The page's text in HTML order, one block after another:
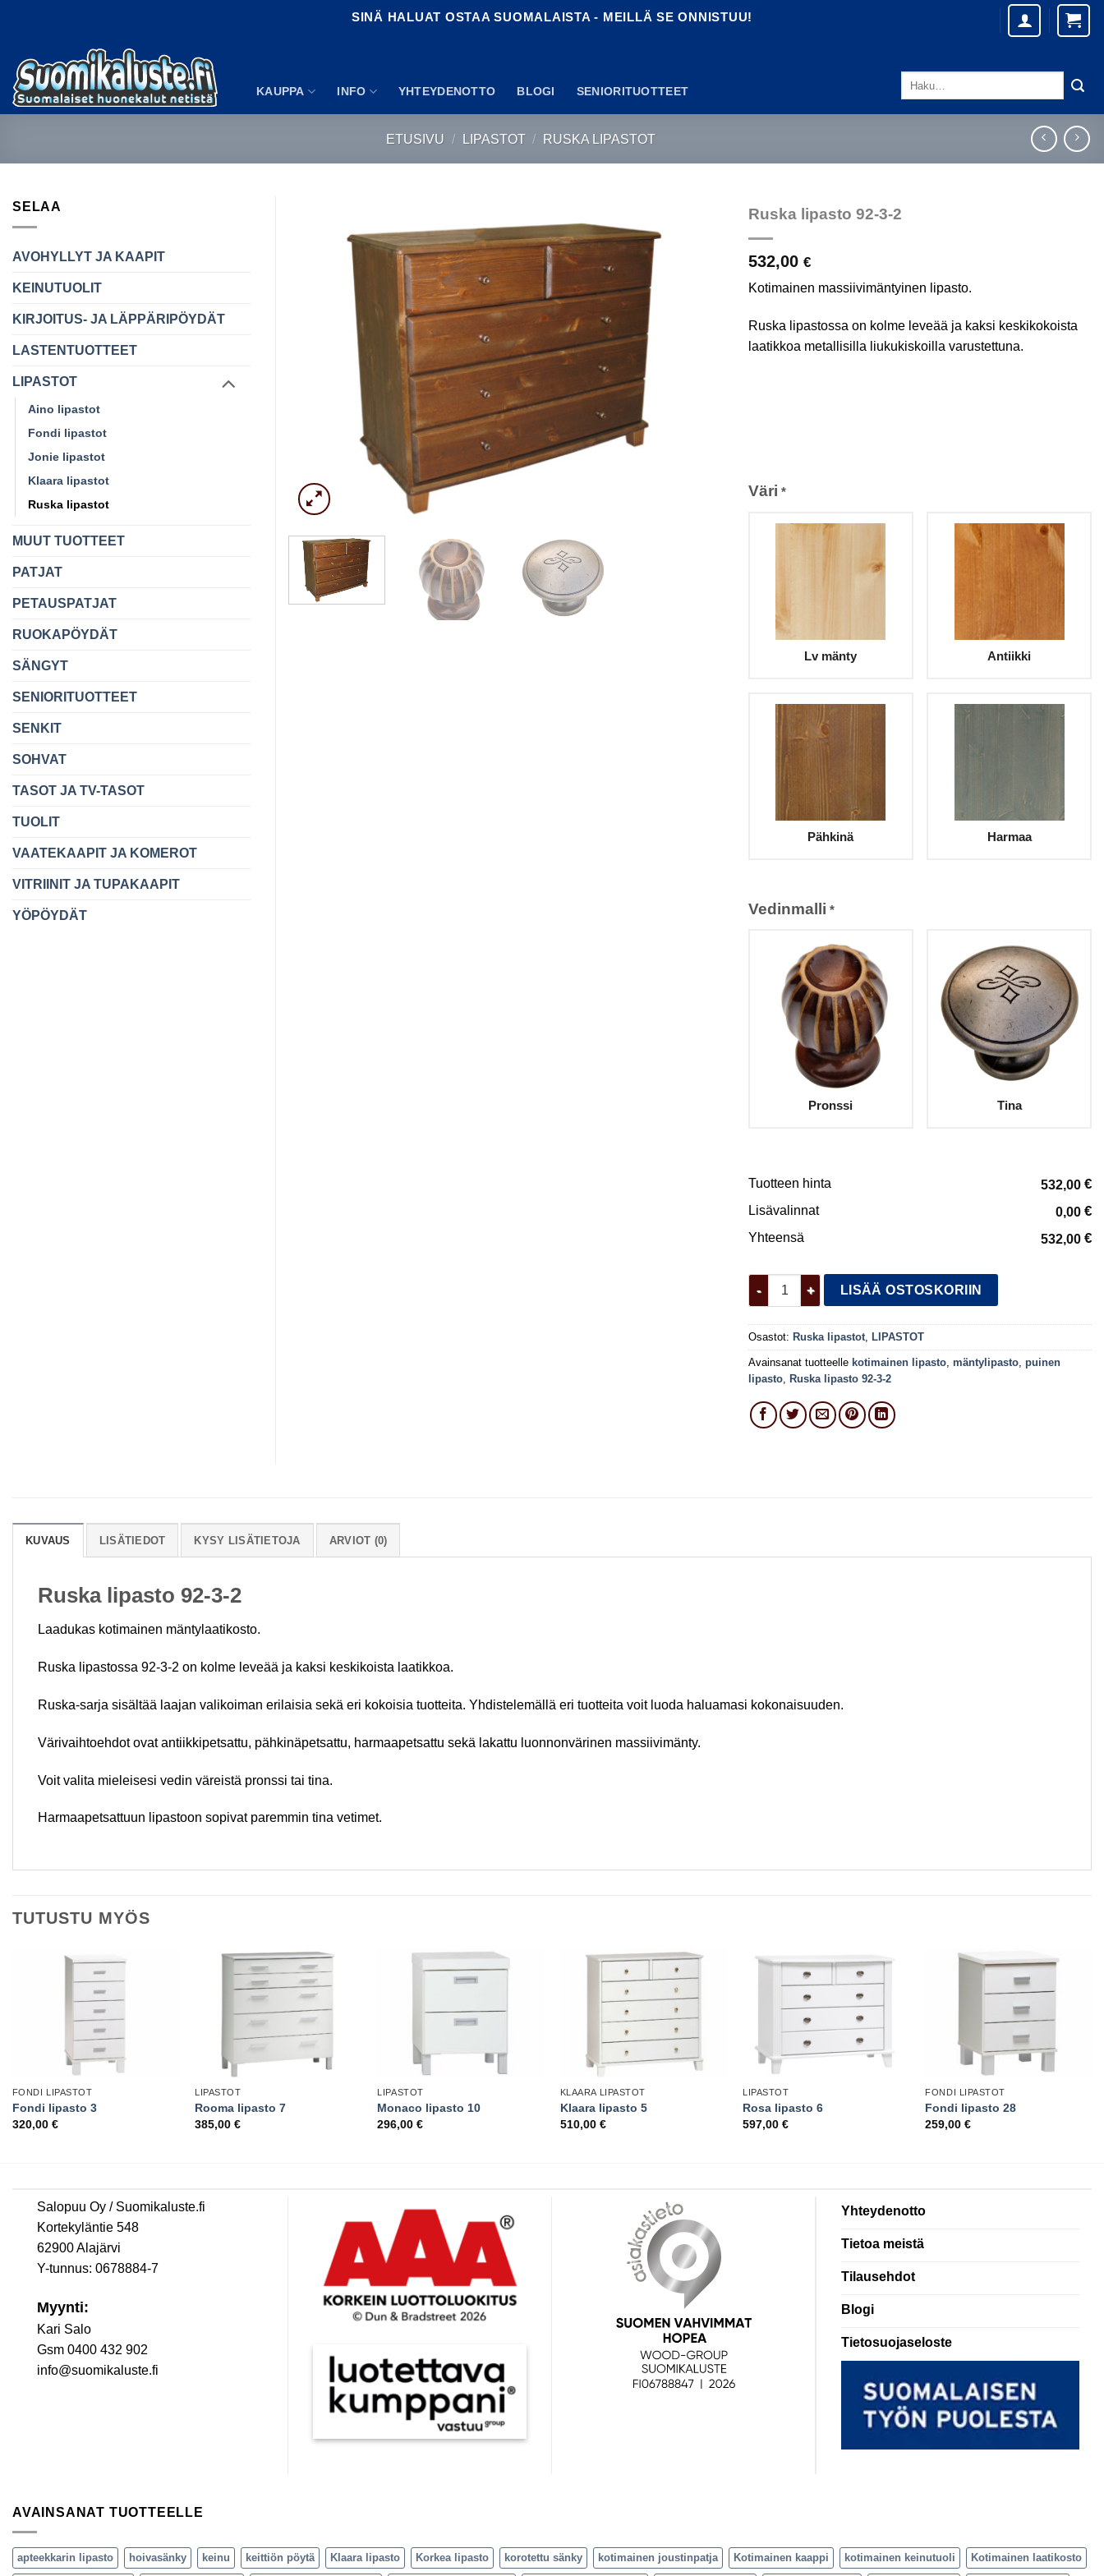
SINÄ HALUAT OSTAA SUOMALAISTA - MEILLÄ SE ONNISTUU!
KAUPPA INFO YHTEYDENOTTO BLOGI SENIORITUOTTEET
ETUSIVU / LIPASTOT / RUSKA LIPASTOT
Ruska lipasto 92-3-2
532,00 €
Kotimainen massiivimäntyinen lipasto.
Ruska lipastossa on kolme leveää ja kaksi keskikokoista
laatikkoa metallisilla liukukiskoilla varustettuna.
Väri *
Lv mänty Antiikki
Pähkinä Harmaa
Vedinmalli *
Pronssi Tina
Tuotteen hinta 532,00 €
Lisävalinnat 0,00 €
Yhteensä 532,00 €
Ruska lipasto 92-3-2 määrä
LISÄÄ OSTOSKORIIN
Osastot: Ruska lipastot LIPASTOT
Avainsanat tuotteelle kotimainen lipasto mäntylipasto puinen
lipasto Ruska lipasto 92-3-2
SELAA
AVOHYLLYT JA KAAPIT
KEINUTUOLIT
KIRJOITUS- JA LÄPPÄRIPÖYDÄT
LASTENTUOTTEET
LIPASTOT
Aino lipastot
Fondi lipastot
Jonie lipastot
Klaara lipastot
Ruska lipastot
MUUT TUOTTEET
PATJAT
PETAUSPATJAT
RUOKAPÖYDÄT
SÄNGYT
SENIORITUOTTEET
SENKIT
SOHVAT
TASOT JA TV-TASOT
TUOLIT
VAATEKAAPIT JA KOMEROT
VITRIINIT JA TUPAKAAPIT
YÖPÖYDÄT
KUVAUS LISÄTIEDOT KYSY LISÄTIETOJA ARVIOT (0)
Ruska lipasto 92-3-2
Laadukas kotimainen mäntylaatikosto.
Ruska lipastossa 92-3-2 on kolme leveää ja kaksi keskikoista laatikkoa.
Ruska-sarja sisältää laajan valikoiman erilaisia sekä eri kokoisia tuotteita. Yhdistelemällä eri tuotteita voit luoda haluamasi kokonaisuuden.
Värivaihtoehdot ovat antiikkipetsattu, pähkinäpetsattu, harmaapetsattu sekä lakattu luonnonvärinen massiivimänty.
Voit valita mieleisesi vedin väreistä pronssi tai tina.
Harmaapetsattuun lipastoon sopivat paremmin tina vetimet.
TUTUSTU MYÖS
FONDI LIPASTOT
Fondi lipasto 3
320,00 €
LIPASTOT
Rooma lipasto 7
385,00€
LIPASTOT
Monaco lipasto 10
296,00€
KLAARA LIPASTOT
Klaara lipasto 5
510,00 €
LIPASTOT
Rosa lipasto 6
597,00€
FONDI LIPASTOT
Fondi lipasto 28
259,00€
Salopuu Oy / Suomikaluste.fi
Kortekyläntie 548
62900 Alajärvi
Y-tunnus: 0678884-7
Myynti:
Kari Salo
Gsm 0400 432 902
info@suomikaluste.fi
Yhteydenotto
Tietoa meistä
Tilausehdot
Blogi
Tietosuojaseloste
AVAINSANAT TUOTTEELLE
apteekkarin lipasto hoivasänky keinu keittiön pöytä Klaara lipasto Korkea lipasto korotettu sänky kotimainen joustinpatja Kotimainen kaappi kotimainen keinutuoli Kotimainen laatikosto